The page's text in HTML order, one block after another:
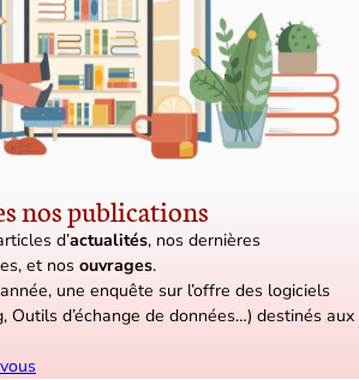
nos publications
d’actualités, nos dernières
et nos ouvrages.
une enquête sur l’offre des logiciels
Outils d’échange de données…) destinés aux